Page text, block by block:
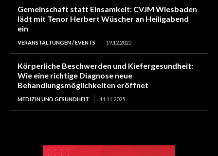
Gemeinschaft statt Einsamkeit: CVJM Wiesbaden
lädt mit Tenor Herbert Wüscher an Heiligabend
ein
VERANSTALTUNGEN / EVENTS 19.12.2025
Körperliche Beschwerden und Kiefergesundheit:
Wie eine richtige Diagnose neue
Behandlungsmöglichkeiten eröffnet
MEDIZIN UND GESUNDHEIT 11.11.2025